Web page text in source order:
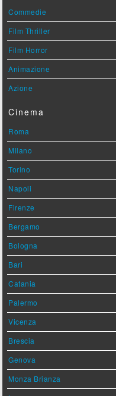
Commedie
Film Thriller
Film Horror
Animazione
Azione
Cinema
Roma
Milano
Torino
Napoli
Firenze
Bergamo
Bologna
Bari
Catania
Palermo
Vicenza
Brescia
Genova
Monza Brianza